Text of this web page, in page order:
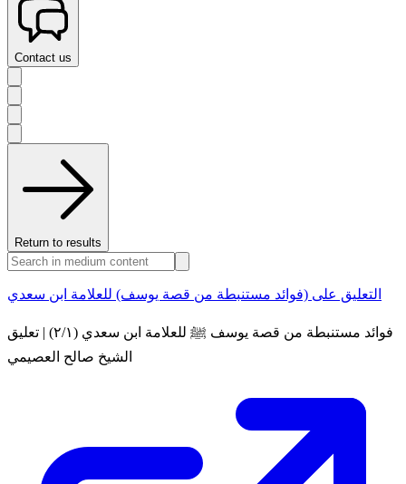
Contact us
Return to results
التعليق على (فوائد مستنبطة من قصة يوسف) للعلامة ابن سعدي
فوائد مستنبطة من قصة يوسف ﷺ للعلامة ابن سعدي (٢/١) | تعليق
الشيخ صالح العصيمي